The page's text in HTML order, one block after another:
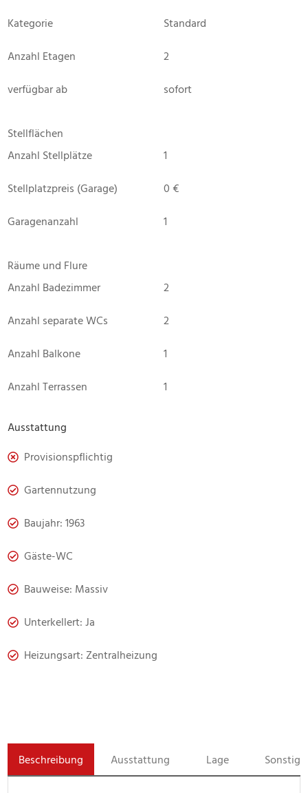
Kategorie
Standard
Anzahl Etagen
2
verfügbar ab
sofort
Stellflächen
Anzahl Stellplätze
1
Stellplatzpreis (Garage)
0 €
Garagenanzahl
1
Räume und Flure
Anzahl Badezimmer
2
Anzahl separate WCs
2
Anzahl Balkone
1
Anzahl Terrassen
1
Ausstattung
Provisionspflichtig
Gartennutzung
Baujahr: 1963
Gäste-WC
Bauweise: Massiv
Unterkellert: Ja
Heizungsart: Zentralheizung
Beschreibung Ausstattung Lage